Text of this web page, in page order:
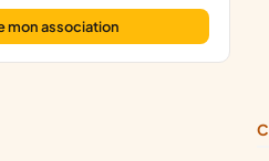
mon association